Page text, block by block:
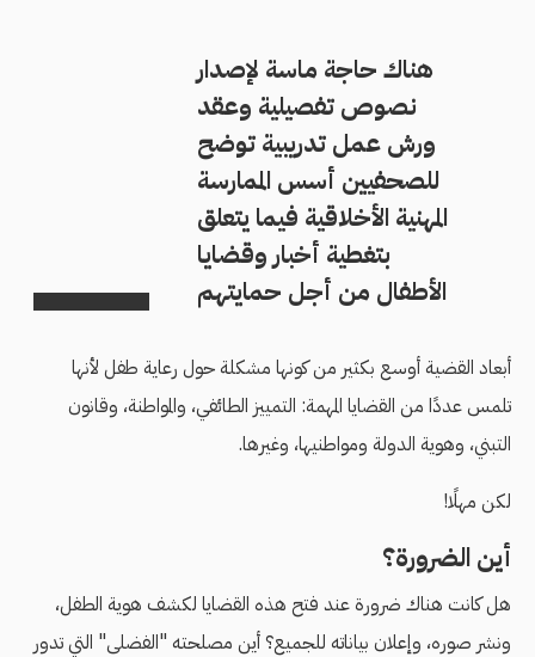
هناك حاجة ماسة لإصدار
نصوص تفصيلية وعقد
ورش عمل تدريبية توضح
للصحفيين أسس الممارسة
المهنية الأخلاقية فيما يتعلق
بتغطية أخبار وقضايا
الأطفال من أجل حمايتهم
أبعاد القضية أوسع بكثير من كونها مشكلة حول رعاية طفل لأنها
تلمس عددًا من القضايا المهمة: التمييز الطائفي، والمواطنة، وقانون
التبني، وهوية الدولة ومواطنيها، وغيرها.
لكن مهلًا!
أين الضرورة؟
هل كانت هناك ضرورة عند فتح هذه القضايا لكشف هوية الطفل،
ونشر صوره، وإعلان بياناته للجميع؟ أين مصلحته "الفضلى" التي تدور